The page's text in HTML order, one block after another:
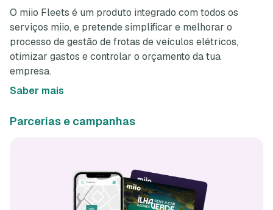
O miio Fleets é um produto integrado com todos os
serviços miio, e pretende simplificar e melhorar o
processo de gestão de frotas de veículos elétricos,
otimizar gastos e controlar o orçamento da tua
empresa.
Saber mais
Parcerias e campanhas